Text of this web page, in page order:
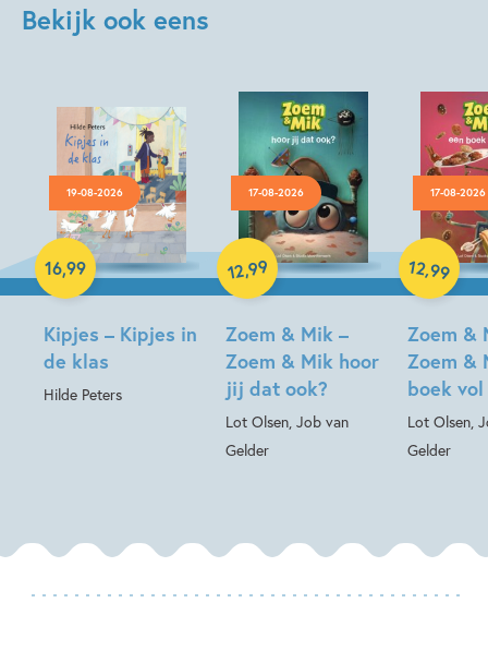
Bekijk ook eens
19-08-2026
Kipjes – Kipjes in
de klas
Hilde Peters
16,99
Hardcover
17-08-2026
Zoem & Mik –
Zoem & Mik hoor
jij dat ook?
Lot Olsen, Job van
Gelder
12,99
Hardcover
17-08-2026
Zoem &
Zoem &
boek
Lot Olsen,
Gelder
12,99
Hardcover